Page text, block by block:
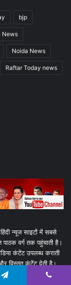
bjp
News
Noida News
Raftar Today news
न्यूज साइटों में सबसे
पाठक वर्ग तक पहुंचाती है।
कंटेंट उपलब्ध कराती
विस्तृत कंटेंट देती है।